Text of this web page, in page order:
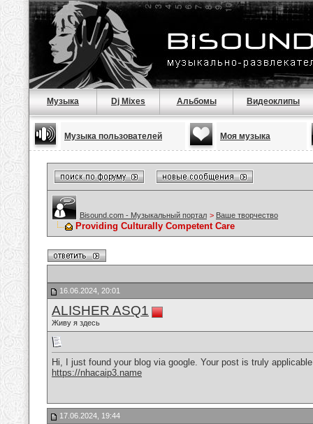
Музыка Dj Mixes Альбомы Видеоклипы
Музыка пользователей Моя музыка
Bisound.com - Музыкальный портал > Ваше творчество
Providing Culturally Competent Care
16.06.2024, 20:01
ALISHER ASQ1
Живу я здесь
Hi, I just found your blog via google. Your post is truly
https://nhacaip3.name
17.06.2024, 19:44